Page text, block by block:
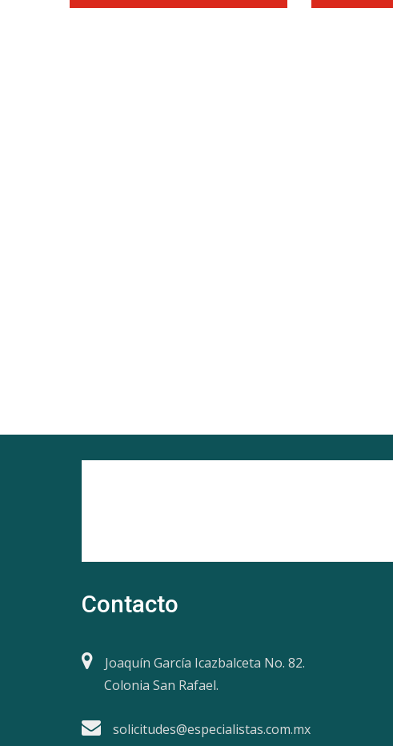
Contacto
Joaquín García Icazbalceta No. 82.
Colonia San Rafael.
solicitudes@especialistas.com.mx